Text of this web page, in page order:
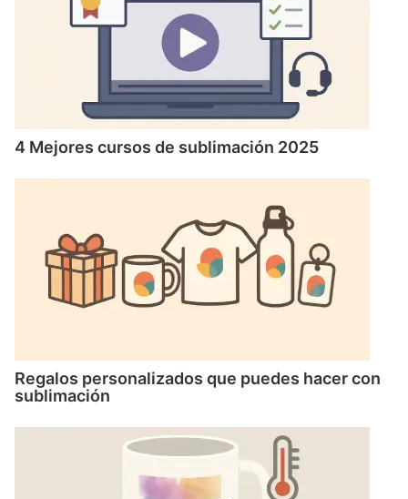
4 Mejores cursos de sublimación 2025
Regalos personalizados que puedes hacer con
sublimación